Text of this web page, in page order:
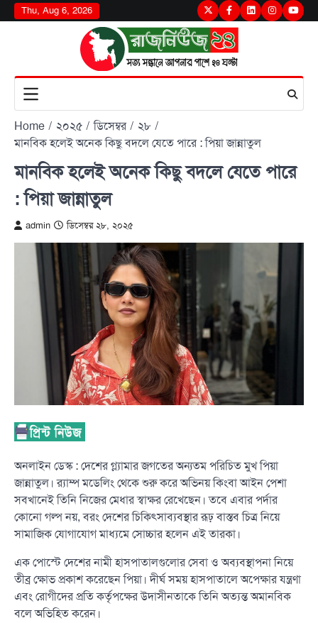
Skip
to
Thu, Aug 6, 2026 TwitterFacebook
LinkedInInstagram
Home ২০২৫ ডিসেম্বর
২৮
মানবিক হলেই অনেক কিছু বদলে যেতে পারে : পিয়া জান্নাতুল
মানবিক হলেই অনেক কিছু বদলে যেতে পারে
: পিয়া জান্নাতুল
admin ডিসেম্বর ২৮, ২০২৫
অনলাইন ডেস্ক : দেশের গ্ল্যামার জগতের অন্যতম পরিচিত মুখ পিয়া
জান্নাতুল। র‍্যাম্প মডেলিং থেকে শুরু করে অভিনয় কিংবা আইন পেশা
সবখানেই তিনি নিজের মেধার স্বাক্ষর রেখেছেন। তবে এবার পর্দার
কোনো গল্প নয়, বরং দেশের চিকিৎসাব্যবস্থার রূঢ় বাস্তব চিত্র নিয়ে
সামাজিক যোগাযোগ মাধ্যমে সোচ্চার হলেন এই তারকা।
এক পোস্টে দেশের নামী হাসপাতালগুলোর সেবা ও অব্যবস্থাপনা নিয়ে
তীব্র ক্ষোভ প্রকাশ করেছেন পিয়া। দীর্ঘ সময় হাসপাতালে অপেক্ষার যন্ত্রণা
এবং রোগীদের প্রতি কর্তৃপক্ষের উদাসীনতাকে তিনি অত্যন্ত অমানবিক
বলে অভিহিত করেন।